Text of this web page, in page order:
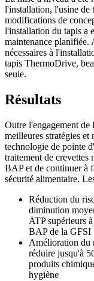
l'installation, l'usine de
modifications de
l'installation du tapis a
maintenance planifiée.
nécessaires à
tapis ThermoDrive,
seule.
Résultats
Outre l'engagement de
meilleures stratégies et
technologie de pointe
traitement de crevettes
BAP et de continuer à
sécurité alimentaire.
Réduction du
diminution
ATP supérieurs
BAP de la GFSI
Amélioration du
réduire jusqu'à
produits
hygiène